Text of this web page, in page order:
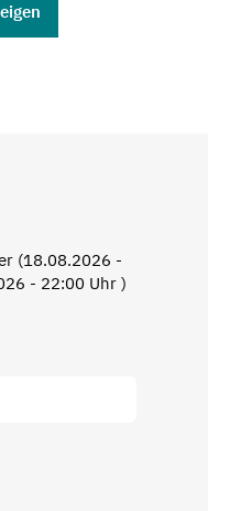
(18.08.2026 -
- 22:00 Uhr )